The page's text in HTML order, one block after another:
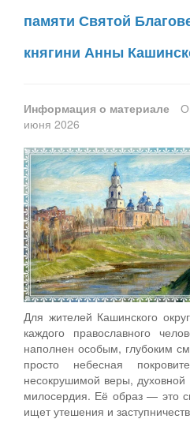
памяти Святой
княгини Анны
Информация о материале
июня 2026
Для жителей Кашинского
каждого православного
наполнен особым, глубоким
просто небесная
несокрушимой веры, духовной
милосердия. Её образ — это
ищет утешения и